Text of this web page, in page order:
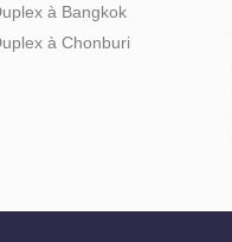
à Bangkok
à Chonburi